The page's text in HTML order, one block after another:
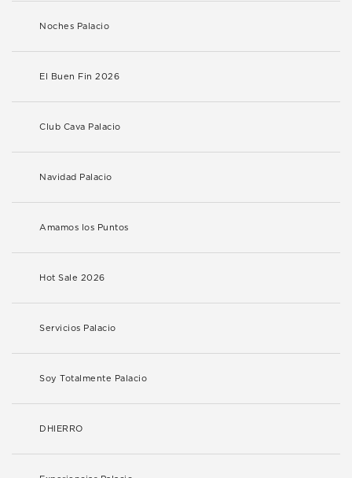
Noches Palacio
El Buen Fin 2026
Club Cava Palacio
Navidad Palacio
Amamos los Puntos
Hot Sale 2026
Servicios Palacio
Soy Totalmente Palacio
DHIERRO